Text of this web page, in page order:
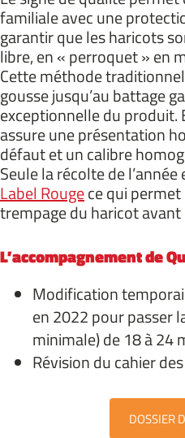
familiale avec une
garantir que les haricots
libre, en « perroquet » en
Cette méthode
gousse jusqu’au battage
exceptionnelle du produit.
assure une présentation
défaut et un calibre
Seule la récolte de
Label Rougece qui
trempage du haricot avant
L’accompagnement de
Modification
en 2022 pour passer
minimale) de 18 à 24
Révision du cahier
DOSSIER